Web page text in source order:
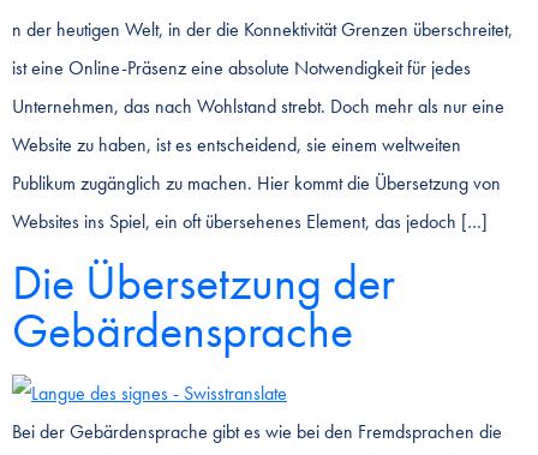
n der heutigen Welt, in der die Konnektivität Grenzen überschreitet,
ist eine Online-Präsenz eine absolute Notwendigkeit für jedes
Unternehmen, das nach Wohlstand strebt. Doch mehr als nur eine
Website zu haben, ist es entscheidend, sie einem weltweiten
Publikum zugänglich zu machen. Hier kommt die Übersetzung von
Websites ins Spiel, ein oft übersehenes Element, das jedoch […]
Die Übersetzung der
Gebärdensprache
Bei der Gebärdensprache gibt es wie bei den Fremdsprachen die